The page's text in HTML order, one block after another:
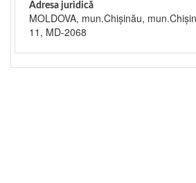
Adresa juridică
MOLDOVA, mun.Chişinău,
11, MD-2068